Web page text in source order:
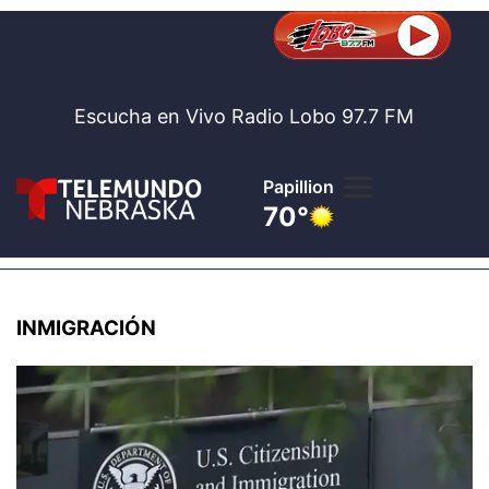
Escucha en Vivo Radio Lobo 97.7 FM
Papillion
70°
Bolsa de
INMIGRACIÓN